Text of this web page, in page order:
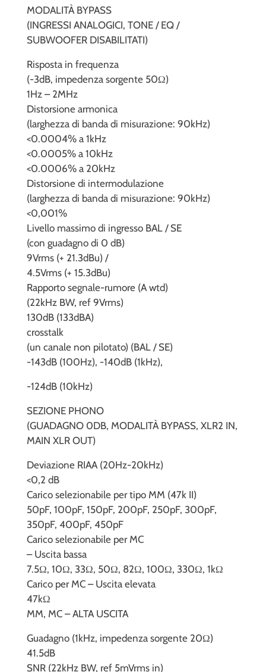
MODALITÀ BYPASS
(INGRESSI ANALOGICI, TONE / EQ /
SUBWOOFER DISABILITATI)
Risposta in frequenza
(-3dB, impedenza sorgente 50Ω)
1Hz – 2MHz
Distorsione armonica
(larghezza di banda di misurazione: 90kHz)
<0.0004% a 1kHz
<0.0005% a 10kHz
<0.0006% a 20kHz
Distorsione di intermodulazione
(larghezza di banda di misurazione: 90kHz)
<0,001%
Livello massimo di ingresso BAL / SE
(con guadagno di 0 dB)
9Vrms (+ 21.3dBu) /
4.5Vrms (+ 15.3dBu)
Rapporto segnale-rumore (A wtd)
(22kHz BW, ref 9Vrms)
130dB (133dBA)
crosstalk
(un canale non pilotato) (BAL / SE)
-143dB (100Hz), -140dB (1kHz),
-124dB (10kHz)
SEZIONE PHONO
(GUADAGNO 0DB, MODALITÀ BYPASS, XLR2 IN,
MAIN XLR OUT)
Deviazione RIAA (20Hz-20kHz)
<0,2 dB
Carico selezionabile per tipo MM (47k II)
50pF, 100pF, 150pF, 200pF, 250pF, 300pF,
350pF, 400pF, 450pF
Carico selezionabile per MC
– Uscita bassa
7.5Ω, 10Ω, 33Ω, 50Ω, 82Ω, 100Ω, 330Ω, 1kΩ
Carico per MC – Uscita elevata
47kΩ
MM, MC – ALTA USCITA
Guadagno (1kHz, impedenza sorgente 20Ω)
41.5dB
SNR (22kHz BW, ref 5mVrms in)